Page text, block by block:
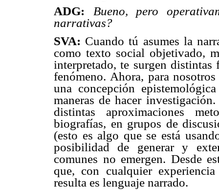
ADG:
Bueno, pero
narrativas?
SVA: Cuando tú asumes la
como texto social objetivado,
interpretado, te surgen distintas
fenómeno. Ahora, para
una concepción
maneras de hacer
distintas aproximaciones
biografías, en grupos de
(esto es algo que se está
posibilidad de generar y
comunes no emergen. Desde
que, con cualquier
resulta es lenguaje narrado.